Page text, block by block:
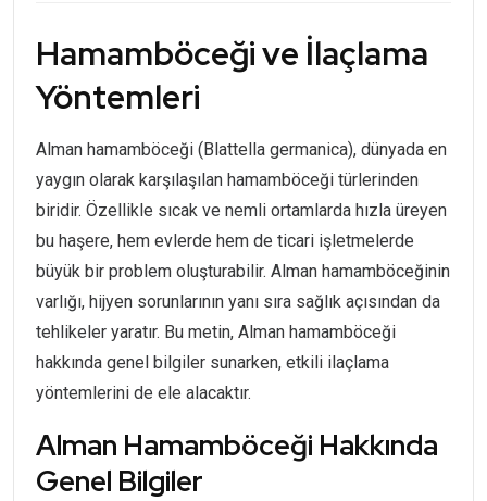
Hamamböceği ve İlaçlama
Yöntemleri
Alman hamamböceği (Blattella germanica), dünyada en
yaygın olarak karşılaşılan hamamböceği türlerinden
biridir. Özellikle sıcak ve nemli ortamlarda hızla üreyen
bu haşere, hem evlerde hem de ticari işletmelerde
büyük bir problem oluşturabilir. Alman hamamböceğinin
varlığı, hijyen sorunlarının yanı sıra sağlık açısından da
tehlikeler yaratır. Bu metin, Alman hamamböceği
hakkında genel bilgiler sunarken, etkili ilaçlama
yöntemlerini de ele alacaktır.
Alman Hamamböceği Hakkında
Genel Bilgiler